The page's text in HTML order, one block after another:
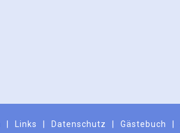
Links Datenschutz Gästebuch